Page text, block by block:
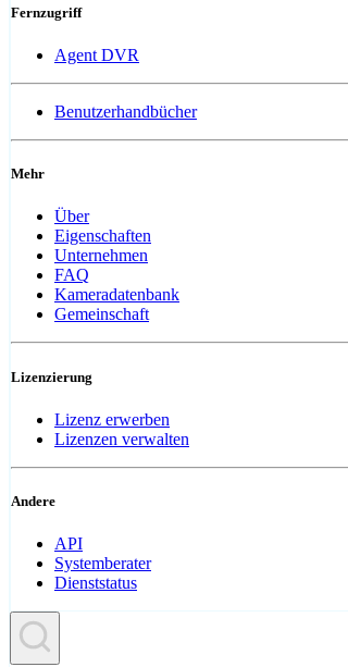
Fernzugriff
Agent DVR
Benutzerhandbücher
Mehr
Über
Eigenschaften
Unternehmen
FAQ
Kameradatenbank
Gemeinschaft
Lizenzierung
Lizenz erwerben
Lizenzen verwalten
Andere
API
Systemberater
Dienststatus